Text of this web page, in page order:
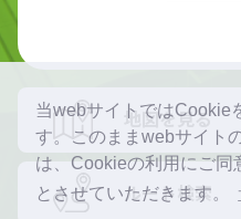
当webサイトではCookie
す。このままwebサイト
は、Cookieの利用にご同
とさせていただきます。
地図を見る
ルート検索